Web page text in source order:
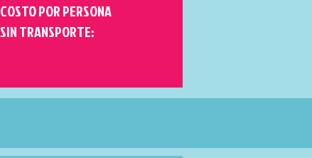
COSTO POR PERSONA
SIN TRANSPORTE: